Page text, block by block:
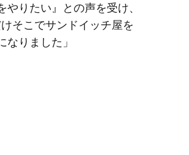
やりたい』との​声を​受け、​
そこで​サンドイッチ屋を​
なりました」